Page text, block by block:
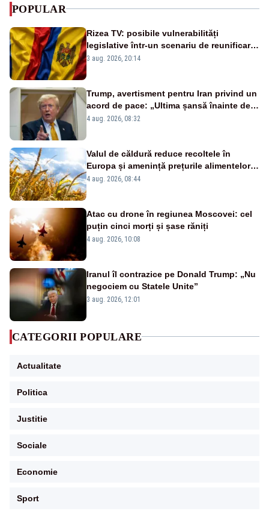
POPULAR
Rizea TV: posibile vulnerabilități
legislative într-un scenariu de reunificare
România–Republica Moldova
3 aug. 2026, 20:14
Trump, avertisment pentru Iran privind un
acord de pace: „Ultima șansă înainte de
decapitare”
4 aug. 2026, 08:32
Valul de căldură reduce recoltele în
Europa și amenință prețurile alimentelor.
Ce avantaj are România
4 aug. 2026, 08:44
Atac cu drone în regiunea Moscovei: cel
puțin cinci morți și șase răniți
4 aug. 2026, 10:08
Iranul îl contrazice pe Donald Trump: „Nu
negociem cu Statele Unite”
3 aug. 2026, 12:01
CATEGORII POPULARE
Actualitate
Politica
Justitie
Sociale
Economie
Sport